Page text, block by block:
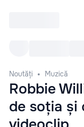
Noutăți Muzică
Robbie
de soția și